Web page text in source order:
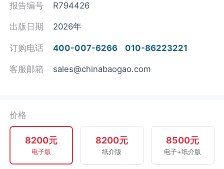
报告编号 R794426
出版日期 2026年
订购电话 400-007-6266 010-86223221
客服邮箱 sales@chinabaogao.com
价格
8200元
电子版
8200元
纸介版
8500元
电子+纸介版